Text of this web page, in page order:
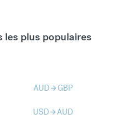
les plus populaires
AUDarrow_forward GBP
USDarrow_forwardAUD